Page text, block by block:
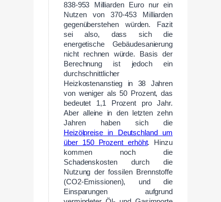
838-953 Milliarden Euro nur ein
Nutzen von 370-453 Milliarden
gegenüberstehen würden. Fazit
sei also, dass sich die
energetische Gebäudesanierung
nicht rechnen würde. Basis der
Berechnung ist jedoch ein
durchschnittlicher
Heizkostenanstieg in 38 Jahren
von weniger als 50 Prozent, das
bedeutet 1,1 Prozent pro Jahr.
Aber alleine in den letzten zehn
Jahren haben sich die
Heizölpreise in Deutschland um
über 150 Prozent erhöht. Hinzu
kommen noch die
Schadenskosten durch die
Nutzung der fossilen Brennstoffe
(CO2-Emissionen), und die
Einsparungen aufgrund